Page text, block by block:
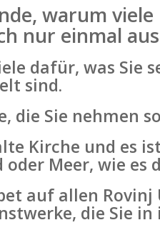
warum
nur einmal
dafür, was Sie
sind.
die Sie nehmen
Kirche und es
Meer, wie
auf allen
die Sie